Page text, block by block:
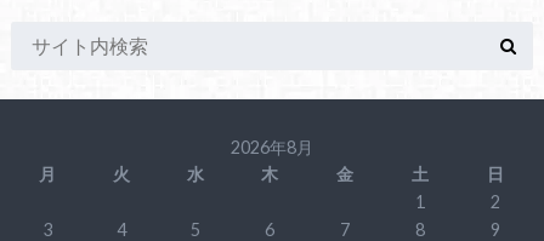
2026年8月
月
火 水 木 金 土
日
1
2
3
4 5 6 7 8
9